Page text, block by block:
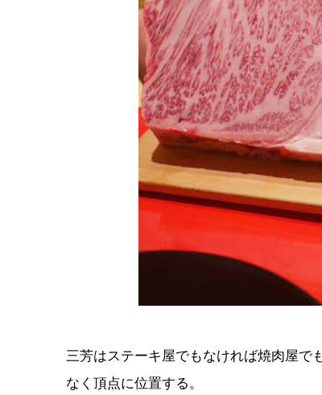
三芳はステーキ屋でもなければ焼肉屋で
なく頂点に位置する。